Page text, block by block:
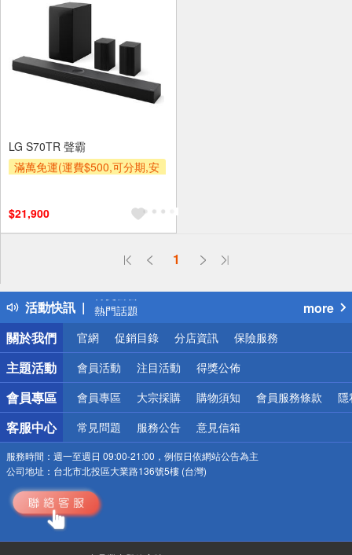
LG S70TR 聲霸
滿萬免運(運費$500,可分期,安
滿額贈券
$21,900
1
活動快訊
偏遠地區配送
得獎公告
熱門話題
銀行優惠
偏遠地區配送
詐騙網頁！請小心！
more
關於我們
官網 促銷目錄 分店資訊 保險服務
主題活動 會員活動 注目活動 得獎公佈
會員專區 會員專區 大宗採購 購物須知 會員服務條款 隱
客服中心 常見問題 服務公告 意見信箱
服務時間： 週一至週日 09:00-21:00，例假日依網站公告為主
公司地址： 台北市北投區大業路136號5樓 (台灣)